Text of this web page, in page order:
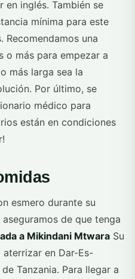
inglés. También se
mínima para este
Recomendamos una
o más para empezar a
más larga sea la
Por último, se
médico para
están en condiciones
esmero durante su
de que tenga
a Mikindani Mtwara Su
en Dar-Es-
Tanzania. Para llegar a